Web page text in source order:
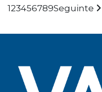
123456789Seguinte